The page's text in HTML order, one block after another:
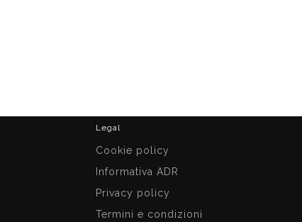
Legal
Cookie policy
Informativa ADR
Privacy policy
Termini e condizioni